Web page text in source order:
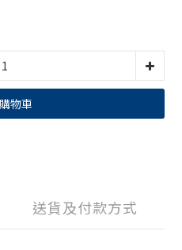
物車
送貨及付款方式